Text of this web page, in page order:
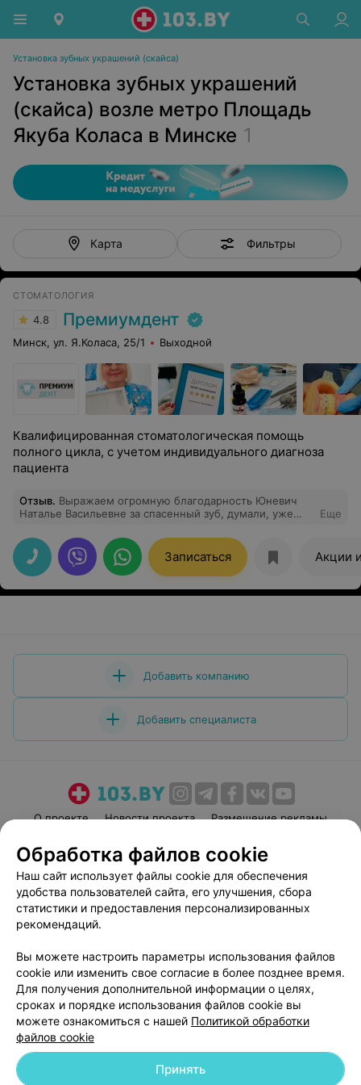
Установка зубных украшений (скайса)
Установка зубных украшений
(скайса) возле метро Площадь
Якуба Коласа в Минске 1
Карта Фильтры
СТОМАТОЛОГИЯ
4.8 Премиумдент
Минск, ул. Я.Коласа, 25/1 Выходной
Квалифицированная стоматологическая помощь
полного цикла, с учетом индивидуального диагноза
пациента
Отзыв. Выражаем огромную благодарность Юневич
Наталье Васильевне за спасенный зуб, думали, уже
Еще
Записаться Акции
Добавить компанию
Добавить специалиста
О проекте Новости проекта
Размещение рекламы
Пользовательское соглашение
Способы оплаты
Вакансии
Партнеры
Написать руководителю 103.by
Персональные настройки cookie
Обработка персональных данных
Обработка файлов cookie
Наш сайт использует файлы cookie для обеспечения
удобства пользователей сайта, его улучшения, сбора
статистики и предоставления персонализированных
рекомендаций.
Вы можете настроить параметры использования файлов
cookie или изменить свое согласие в более позднее время.
Для получения дополнительной информации о целях,
сроках и порядке использования файлов cookie вы
можете ознакомиться с нашей Политикой обработки
файлов cookie
Принять